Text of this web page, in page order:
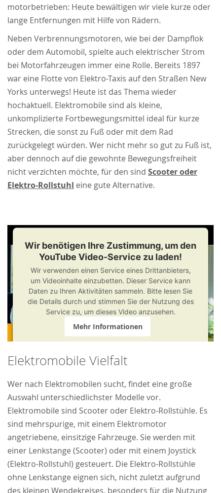
motorbetrieben: Heute bewältigen wir viele kurze oder
lange Entfernungen mit Hilfe von Rädern.
Neben Verbrennungsmotoren, wie bei der Dampflok
oder dem Automobil, spielte auch elektrischer Strom
bei Motorfahrzeugen immer eine Rolle. Bereits 1897
war eine Flotte von Elektro-Taxis auf den Straßen New
Yorks unterwegs! Heute ist das Thema wieder
hochaktuell. Elektromobile sind als kleine,
unkomplizierte Fortbewegungsmittel ideal für kurze
Strecken, die sonst zu Fuß oder mit dem Rad
zurückgelegt würden. Wer nicht mehr so gut zu Fuß ist,
aber dennoch auf die gewohnte Bewegungsfreiheit
nicht verzichten möchte, für den sind Scooter oder
Elektro-Rollstuhl eine gute Alternative.
Wir benötigen Ihre Zustimmung, um den
YouTube Video-Service zu laden!
Wir verwenden einen Service eines Drittanbieters,
um Videoinhalte einzubetten. Dieser Service kann
Daten zu Ihren Aktivitäten sammeln. Bitte lesen Sie
die Details durch und stimmen Sie der Nutzung des
Service zu, um dieses Video anzusehen.
Mehr Informationen
powered by
Usercentrics Consent Management
Elektromobile Vielfalt
Wer nach Elektromobilen sucht, findet eine große
Auswahl unterschiedlichster Modelle vor.
Elektromobile sind Scooter oder Elektro-Rollstühle. Es
sind mehrspurige, mit einem Elektromotor
angetriebene, einsitzige Fahrzeuge. Sie werden mit
einer Lenkstange (Scooter) oder mit einem Joystick
(Elektro-Rollstuhl) gesteuert. Die Elektro-Rollstühle
ohne Lenkstange eignen sich, nicht zuletzt aufgrund
des kleinen Wendekreises, besonders für die Nutzung